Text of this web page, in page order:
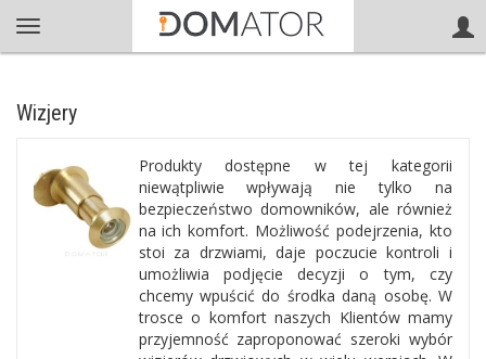
Wizjery
Produkty dostępne w tej kategorii
niewątpliwie wpływają nie tylko na
bezpieczeństwo domowników, ale również
na ich komfort. Możliwość podejrzenia, kto
stoi za drzwiami, daje poczucie kontroli i
umożliwia podjęcie decyzji o tym, czy
chcemy wpuścić do środka daną osobę. W
trosce o komfort naszych Klientów mamy
przyjemność zaproponować szeroki wybór